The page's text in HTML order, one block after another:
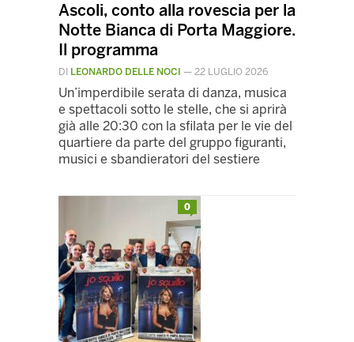
Ascoli, conto alla rovescia per la
Notte Bianca di Porta Maggiore.
Il programma
DI LEONARDO DELLE NOCI — 22 LUGLIO 2026
Un’imperdibile serata di danza, musica
e spettacoli sotto le stelle, che si aprirà
già alle 20:30 con la sfilata per le vie del
quartiere da parte del gruppo figuranti,
musici e sbandieratori del sestiere
0